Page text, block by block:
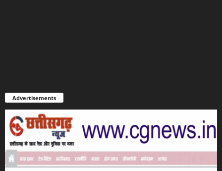
Advertisements